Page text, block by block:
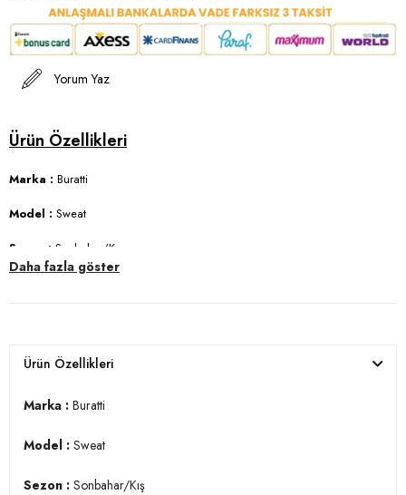
Yorum Yaz
Marka : Buratti
Model : Sweat
Sezon : Sonbahar/Kış
Manken Ölçüsü :
Daha fazla göster
Ürün Özellikleri
Marka : Buratti
Model : Sweat
Sezon : Sonbahar/Kış